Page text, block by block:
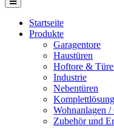
Startseite
Produkte
Garagentore
Haustüren
Hoftore &
Industrie
Nebentüren
Wohnanlagen /
Zubehör und